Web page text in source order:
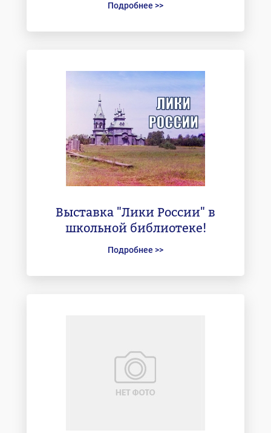
Подробнее >>
Выставка "Лики России" в
школьной библиотеке!
Подробнее >>